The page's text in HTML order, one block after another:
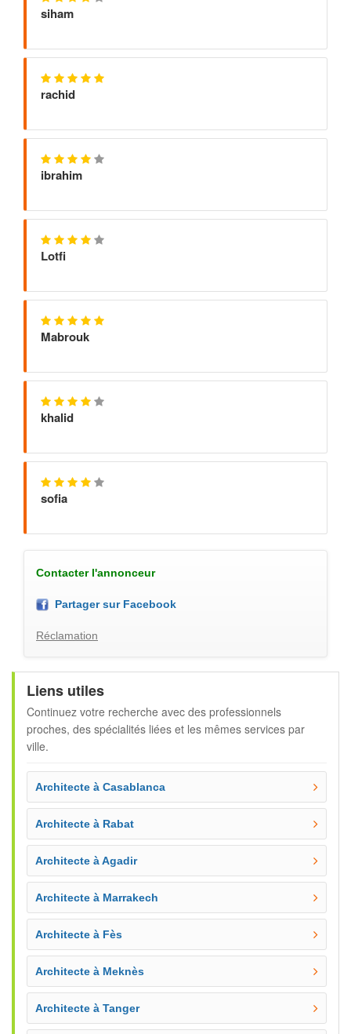
siham
rachid
ibrahim
Lotfi
Mabrouk
khalid
sofia
Contacter l'annonceur
Partager sur Facebook
Réclamation
Liens utiles
Continuez votre recherche avec des professionnels
proches, des spécialités liées et les mêmes services par
ville.
Architecte à Casablanca
Architecte à Rabat
Architecte à Agadir
Architecte à Marrakech
Architecte à Fès
Architecte à Meknès
Architecte à Tanger